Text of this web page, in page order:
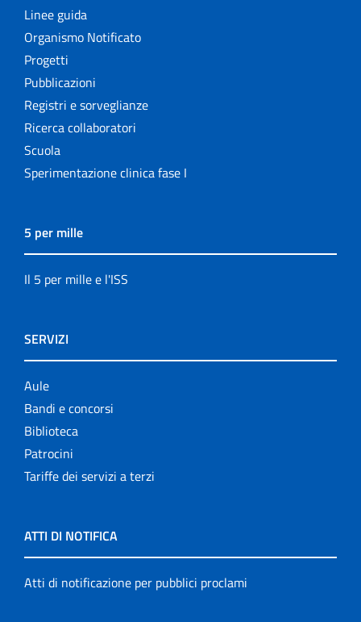
Linee guida
Organismo Notificato
Progetti
Pubblicazioni
Registri e sorveglianze
Ricerca collaboratori
Scuola
Sperimentazione clinica fase I
5 per mille
Il 5 per mille e l'ISS
SERVIZI
Aule
Bandi e concorsi
Biblioteca
Patrocini
Tariffe dei servizi a terzi
ATTI DI NOTIFICA
Atti di notificazione per pubblici proclami